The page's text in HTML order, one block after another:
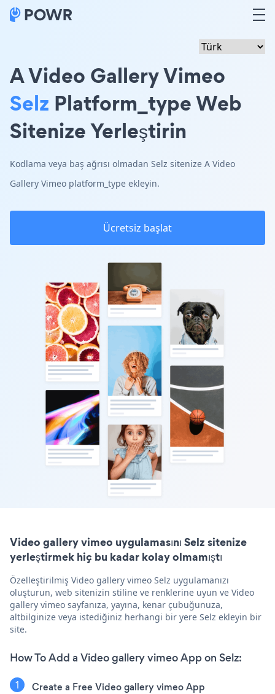
A Video Gallery Vimeo
Selz Platform_type Web
Sitenize Yerleştirin
Kodlama veya baş ağrısı olmadan Selz sitenize A Video
Gallery Vimeo platform_type ekleyin.
Ücretsiz başlat
Video gallery vimeo uygulamasını Selz sitenize
yerleştirmek hiç bu kadar kolay olmamıştı
Özelleştirilmiş Video gallery vimeo Selz uygulamanızı
oluşturun, web sitenizin stiline ve renklerine uyun ve Video
gallery vimeo sayfanıza, yayına, kenar çubuğunuza,
altbilginize veya istediğiniz herhangi bir yere Selz ekleyin bir
site.
How To Add a Video gallery vimeo App on Selz:
Create a Free Video gallery vimeo App